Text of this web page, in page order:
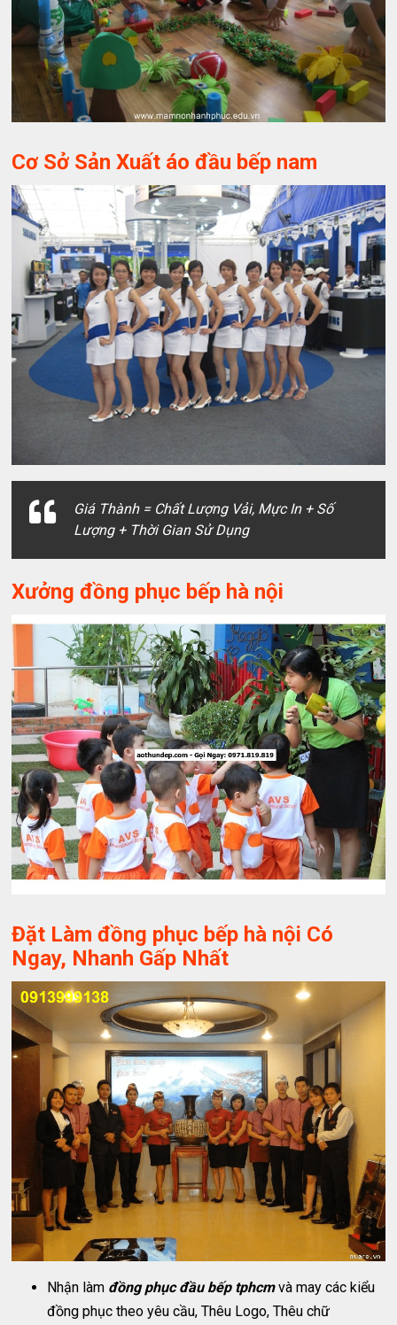
Cơ Sở Sản Xuất áo đầu bếp nam
Giá Thành = Chất Lượng Vải, Mực In + Số
Lượng + Thời Gian Sử Dụng
Xưởng đồng phục bếp hà nội
Đặt Làm đồng phục bếp hà nội Có
Ngay, Nhanh Gấp Nhất
Nhận làm đồng phục đầu bếp tphcmvà may các kiểu
đồng phục theo yêu cầu, Thêu Logo, Thêu chữ